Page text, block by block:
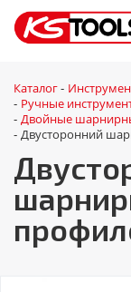
Каталог -
- Ручные
- Двойные
- Двусторонний